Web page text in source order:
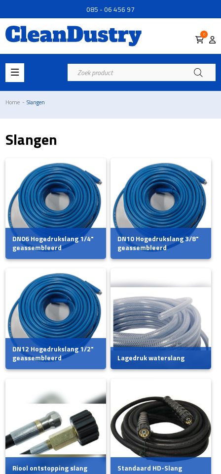
085 - 06 456 97
0
Producten
zoeken
Home - Slangen
Slangen
DN06 Hogedrukslang 1/4"
geassembleerd
DN10 Hogedrukslang 3/8"
geassembleerd
DN12 Hogedrukslang 1/2"
geassembleerd
Lagedruk waterslang
Riool ontstopping slang Standaard HD-Slang